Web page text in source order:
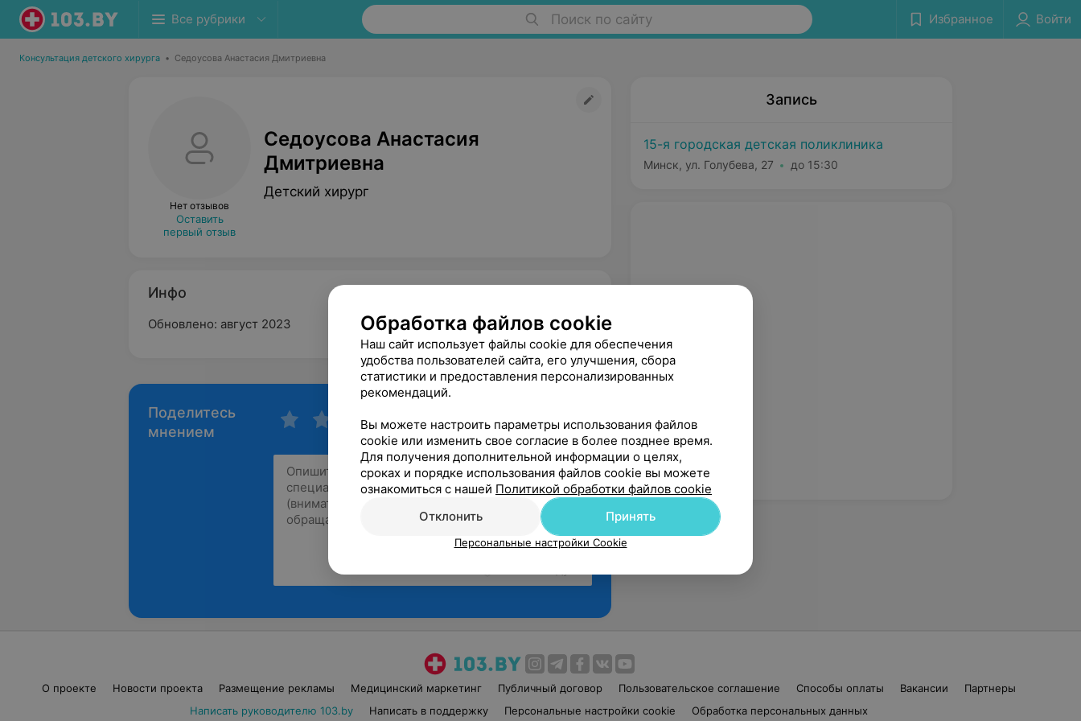
Все рубрики Поиск по сайту Избранное Войти
Консультация детского хирурга • Седоусова Анастасия Дмитриевна
Нет отзывов
Оставить
первый отзыв
Седоусова Анастасия
Дмитриевна
Детский хирург
Инфо
Обновлено: август 2023
Поделитесь
мнением
Запись
15-я городская детская поликлиника
Минск, ул. Голубева, 27 до 15:30
О проекте Новости проекта Размещение рекламы Медицинский маркетинг Публичный договор Пользовательское соглашение Способы оплаты Вакансии
Партнеры
Написать руководителю 103.by
Написать в поддержку Персональные настройки cookie Обработка персональных данных
Обработка файлов cookie
Наш сайт использует файлы cookie для обеспечения
удобства пользователей сайта, его улучшения, сбора
статистики и предоставления персонализированных
рекомендаций.
Вы можете настроить параметры использования файлов
cookie или изменить свое согласие в более позднее время.
Для получения дополнительной информации о целях,
сроках и порядке использования файлов cookie вы можете
ознакомиться с нашей Политикой обработки файлов cookie
Отклонить
Принять
Персональные настройки Cookie